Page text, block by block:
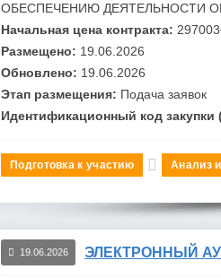
ОБЕСПЕЧЕНИЮ ДЕЯТЕЛЬНОСТИ
Начальная цена контракта:
Размещено: 19.06.2026
Обновлено: 19.06.2026
Этап размещения: Подача заявок
Идентификационный код закупки
Подготовка к участию Анализ
19.06.2026 ЭЛЕКТРОННЫЙ